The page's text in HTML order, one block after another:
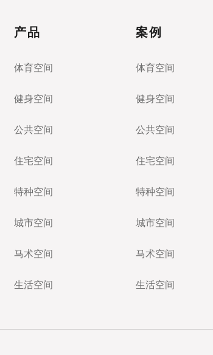
产品
体育空间
健身空间
公共空间
住宅空间
特种空间
城市空间
马术空间
生活空间
案例
体育空间
健身空间
公共空间
住宅空间
特种空间
城市空间
马术空间
生活空间